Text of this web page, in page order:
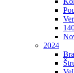
2024